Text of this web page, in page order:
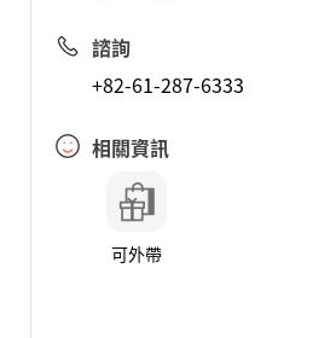
諮詢
+82-61-287-6333
相關資訊
可外帶